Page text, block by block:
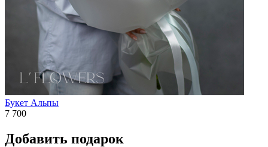
Букет Альпы
7 700
Добавить подарок